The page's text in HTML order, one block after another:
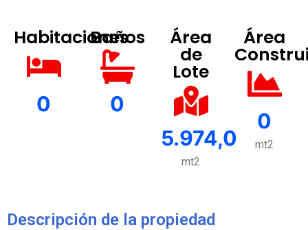
Habitaciones
0
Baños
0
Área
de
Lote
5.974,0
mt2
Área
0
mt2
Descripción de la propiedad